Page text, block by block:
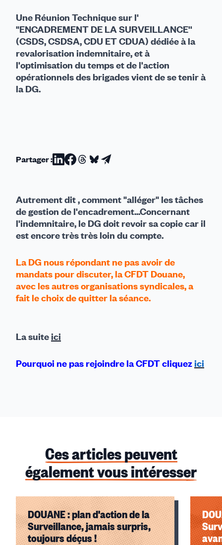
Une Réunion Technique sur l'
"ENCADREMENT DE LA SURVEILLANCE''
(CSDS, CSDSA, CDU ET CDUA) dédiée à la
revalorisation indemnitaire, et à
l'optimisation du temps et de l'action
opérationnels des brigades vient de se tenir à
la DG.
Partager :Partager
Linkedin
Partager
Facebook
Partager
Threads
Partager
Bluesky
Partager
email
Autrement dit , comment "alléger" les tâches
de gestion de l'encadrement...Concernant
l'indemnitaire, le DG doit revoir sa copie car il
est encore très très loin du compte.
La DG nous répondant ne pas avoir de
mandats pour discuter, la CFDT Douane,
avec les autres organisations syndicales, a
fait le choix de quitter la séance.
La suite ici
Pourquoi ne pas rejoindre la CFDT cliquez ici
Ces articles peuvent
également vous intéresser
DOUANE : plan d'action de la
Surveillance, jamais surpris,
toujours déçus !